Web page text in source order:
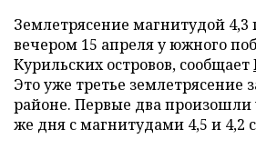
Землетрясение магнитудой
вечером 15 апреля у южного
Курильских островов, сообщает
Это уже третье землетрясение
районе. Первые два произошли
же дня с магнитудами 4,5 и 4,2